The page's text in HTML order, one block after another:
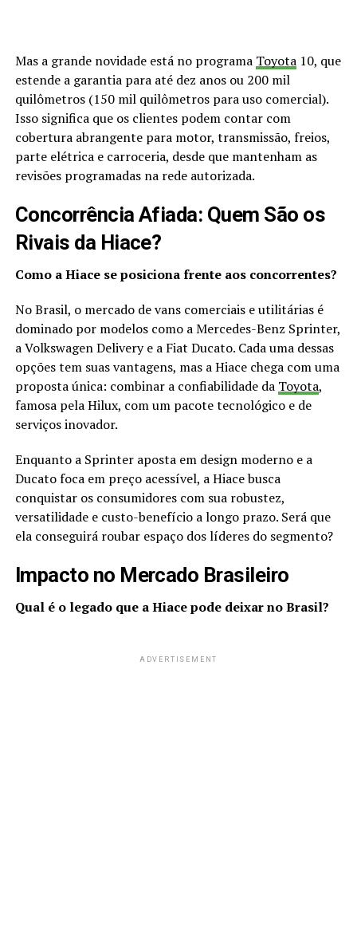
Mas a grande novidade está no programa Toyota10, que
estende a garantia para até dez anos ou 200 mil
quilômetros (150 mil quilômetros para uso comercial).
Isso significa que os clientes podem contar com
cobertura abrangente para motor, transmissão, freios,
parte elétrica e carroceria, desde que mantenham as
revisões programadas na rede autorizada.
Concorrência Afiada: Quem São os
Rivais da Hiace?
Como a Hiace se posiciona frente aos concorrentes?
No Brasil, o mercado de vans comerciais e utilitárias é
dominado por modelos como a Mercedes-Benz Sprinter,
a Volkswagen Delivery e a Fiat Ducato. Cada uma dessas
opções tem suas vantagens, mas a Hiace chega com uma
proposta única: combinar a confiabilidade da Toyota,
famosa pela Hilux, com um pacote tecnológico e de
serviços inovador.
Enquanto a Sprinter aposta em design moderno e a
Ducato foca em preço acessível, a Hiace busca
conquistar os consumidores com sua robustez,
versatilidade e custo-benefício a longo prazo. Será que
ela conseguirá roubar espaço dos líderes do segmento?
Impacto no Mercado Brasileiro
Qual é o legado que a Hiace pode deixar no Brasil?
ADVERTISEMENT